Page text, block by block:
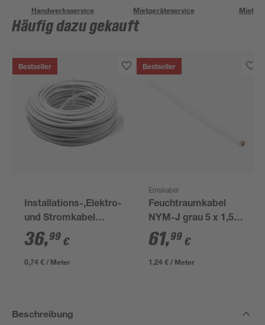
Handwerksservice Mietgeräteservice
Häufig dazu gekauft
Bestseller
Installations-,Elektro-
und Stromkabel
NYM-J 3x1,5mm² 50
m
36,99 €
0,74 € / Meter
Bestseller
Emskabel
Feuchtraumkabel
NYM-J grau 5 x 1,5
mm², 50 m
61,99 €
1,24 € / Meter
Beschreibung